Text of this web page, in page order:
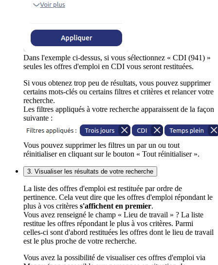
Dans l'exemple ci-dessus, si vous sélectionnez « CDI (941) »
seules les offres d'emploi en CDI vous seront restituées.
Si vous obtenez trop peu de résultats, vous pouvez supprimer
certains mots-clés ou certains filtres et critères et relancer votre
recherche.
Les filtres appliqués à votre recherche apparaissent de la façon
suivante :
Vous pouvez supprimer les filtres un par un ou tout
réinitialiser en cliquant sur le bouton « Tout réinitialiser ».
3. Visualiser les résultats de votre recherche
La liste des offres d'emploi est restituée par ordre de
pertinence. Cela veut dire que les offres d'emploi répondant le
plus à vos critères s'affichent en premier.
Vous avez renseigné le champ « Lieu de travail » ? La liste
restitue les offres répondant le plus à vos critères. Parmi
celles-ci sont d'abord restituées les offres dont le lieu de travail
est le plus proche de votre recherche.
Vous avez la possibilité de visualiser ces offres d'emploi via